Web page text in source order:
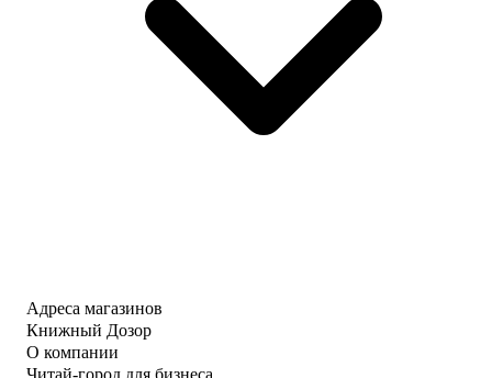
Адреса магазинов
Книжный Дозор
О компании